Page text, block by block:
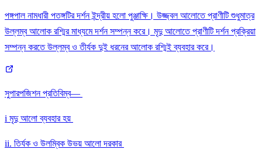
পঙ্গপাল নামধারী পতঙ্গটির দর্শন ইন্দ্রীয় হলো পুঞ্জাক্ষি। উজ্জ্বল আলোতে প্রাণীটি শুধুমাত্র
উল্লম্ব আলোক রশ্মির মাধ্যমে দর্শন সম্পন্ন করে। মৃদু আলোতে প্রাণীটি দর্শন প্রক্রিয়া
সম্পন্ন করতে উল্লম্ব ও তীর্যক দুই ধরনের আলোক রশ্মিই ব্যবহার করে।
সুপারপজিশন প্রতিবিম্ব—
i মৃদু আলো ব্যবহার হয়
ii. তির্যক ও উলম্বিক উভয় আলো দরকার